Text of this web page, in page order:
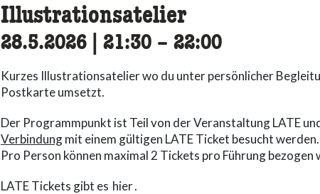
Illustrationsatelier
28.5.2026 21:30 – 22:00
Kurzes Illustrationsatelier wo du unter persönlicher
Postkarte umsetzt.
Der Programmpunkt ist Teil von der Veranstaltung LATE
Verbindungmit einem gültigen LATE Ticket besucht werden.
Pro Person können maximal 2 Tickets pro Führung bezogen
LATE Tickets gibt es hier.